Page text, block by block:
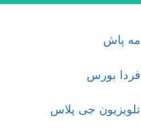
مه پاش
فردا بورس
تلویزیون جی پلاس